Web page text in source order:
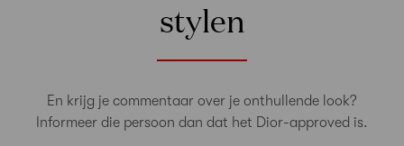
stylen
En krijg je commentaar over je onthullende look?
Informeer die persoon dan dat het Dior-approved is.